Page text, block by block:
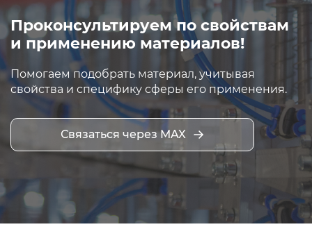
Проконсультируем по свойствам
и применению материалов!
Помогаем подобрать материал, учитывая
свойства и специфику сферы его применения.
Связаться через MAX